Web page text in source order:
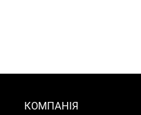
КОМПАНІЯ